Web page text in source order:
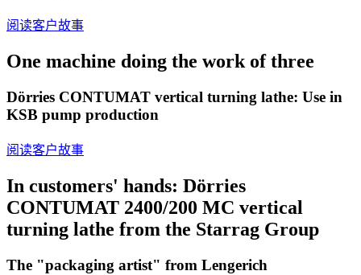
阅读客户故事
One machine doing the work of three
Dörries CONTUMAT vertical turning lathe: Use in
KSB pump production
阅读客户故事
In customers' hands: Dörries
CONTUMAT 2400/200 MC vertical
turning lathe from the Starrag Group
The "packaging artist" from Lengerich